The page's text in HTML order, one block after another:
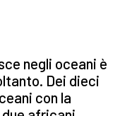
negli oceani è
Dei dieci
con la